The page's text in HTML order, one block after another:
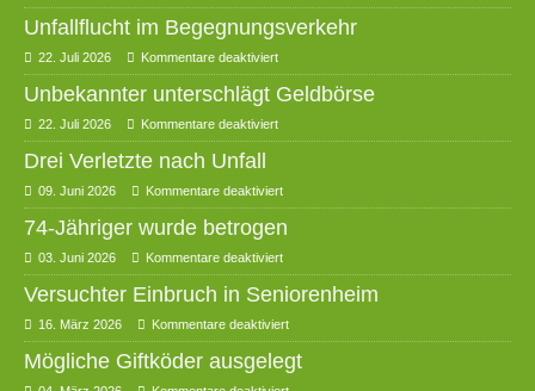
Unfallflucht im Begegnungsverkehr
22. Juli 2026 Kommentare deaktiviert
Unbekannter unterschlägt Geldbörse
22. Juli 2026 Kommentare deaktiviert
Drei Verletzte nach Unfall
09. Juni 2026 Kommentare deaktiviert
74-Jähriger wurde betrogen
03. Juni 2026 Kommentare deaktiviert
Versuchter Einbruch in Seniorenheim
16. März 2026 Kommentare deaktiviert
Mögliche Giftköder ausgelegt